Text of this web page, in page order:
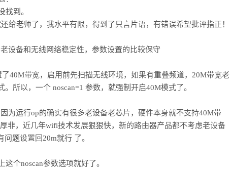
找到。
给老师了，我水平有限，得到了只言片语，有错误希望批评指正！
设备和无线网络稳定性，参数设置的比较保守
40M带宽，启用前先扫描无线环境，如果有重叠频道，20M带宽老
所以，一个 noscan=1 参数，就强制开启40M模式了。
为运行op的确实有很多老设备老芯片，硬件本身就不支持40M带
非，近几年wifi技术发展狠狠快，新的路由器产品都不考虑老设备
题设置回20m就行 了。
个noscan参数选项就好了。